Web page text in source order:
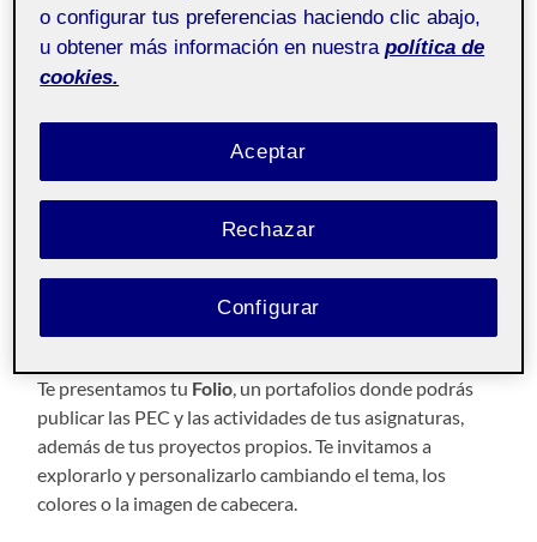
¡Bienvenidos y bienvenidas!
Pública
¡Hola!
Esta publicación se ha generado automáticamente y solo
puedes verla tú.
Te presentamos tu Folio , un portafolios donde podrás
publicar las PEC y las actividades de tus asignaturas,
además de tus proyectos propios. Te invitamos a
explorarlo y personalizarlo cambiando el tema, los
colores o la imagen de cabecera.
o configurar tus preferencias haciendo clic abajo,
u obtener más información en nuestra política de
cookies.
Rechazar
Aceptar
Configurar